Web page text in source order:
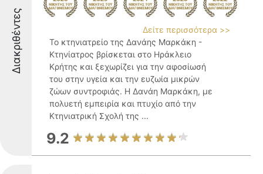
Διακριθέντες
Δείτε περισσότερα >>
Το κτηνιατρείο της Δανάης Μαρκάκη -
Κτηνίατρος βρίσκεται στο Ηράκλειο
Κρήτης και ξεχωρίζει για την αφοσίωσή
του στην υγεία και την ευζωία μικρών
ζώων συντροφιάς. Η Δανάη Μαρκάκη, με
πολυετή εμπειρία και πτυχίο από την
Κτηνιατρική Σχολή της ...
9.2